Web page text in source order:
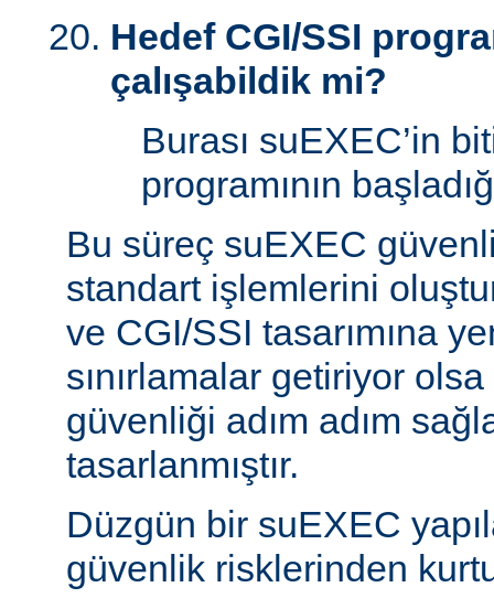
Hedef CGI/SSI
çalışabildik mi?
Burası suEXEC’in
programının
Bu süreç suEXEC
standart işlemlerini
ve CGI/SSI tasarımına
sınırlamalar getiriyor
güvenliği adım adım
tasarlanmıştır.
Düzgün bir suEXEC
güvenlik risklerinden